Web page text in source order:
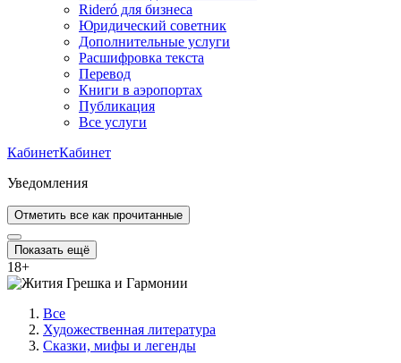
Rideró для бизнеса
Юридический советник
Дополнительные услуги
Расшифровка текста
Перевод
Книги в аэропортах
Публикация
Все услуги
КабинетКабинет
Уведомления
Отметить все как прочитанные
Показать ещё
18+
Все
Художественная литература
Сказки, мифы и легенды